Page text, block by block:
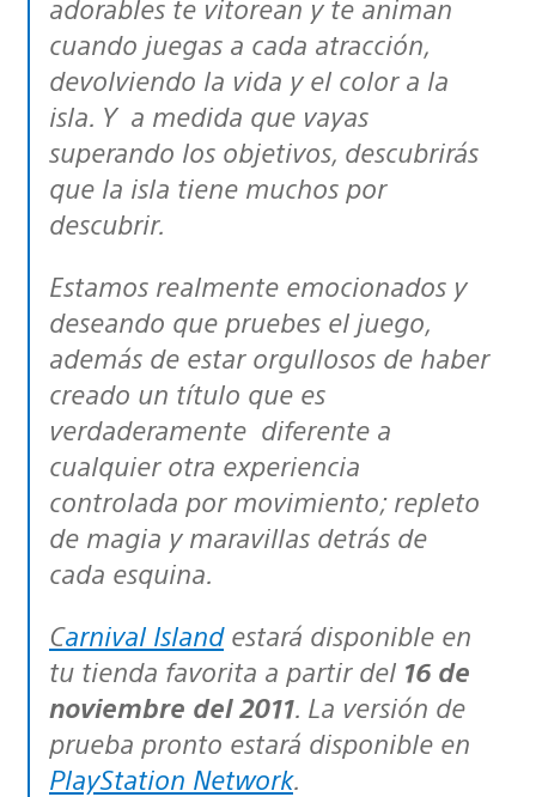
adorables te vitorean y te animan
cuando juegas a cada atracción,
devolviendo la vida y el color a la
isla. Y a medida que vayas
superando los objetivos, descubrirás
que la isla tiene muchos por
descubrir.
Estamos realmente emocionados y
deseando que pruebes el juego,
además de estar orgullosos de haber
creado un título que es
verdaderamente diferente a
cualquier otra experiencia
controlada por movimiento; repleto
de magia y maravillas detrás de
cada esquina.
Carnival Islandestará disponible en
tu tienda favorita a partir del 16 de
noviembre del 2011. La versión de
prueba pronto estará disponible en
PlayStation Network.